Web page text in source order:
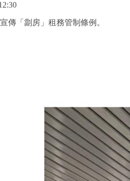
傳「劏房」租務管制條例。